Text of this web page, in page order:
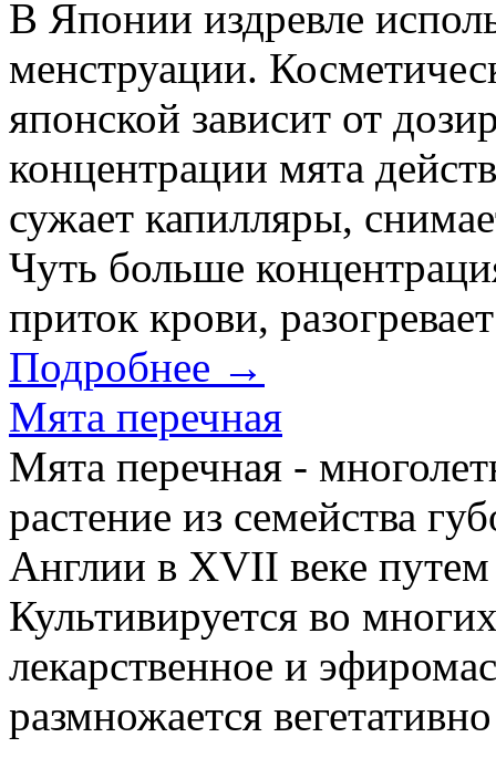
В Японии издревле
менструации.
японской зависит от
концентрации мята
сужает капилляры,
Чуть больше
приток крови,
Подробнее →
Мята перечная
Мята перечная -
растение из семейства
Англии в XVII веке
Культивируется во
лекарственное и
размножается